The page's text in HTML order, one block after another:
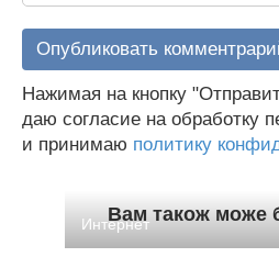
Нажимая на кнопку
даю согласие на обработку
и принимаю политику
Вам також може
Интернет